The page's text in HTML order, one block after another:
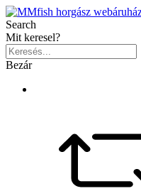
Search
Mit keresel?
Bezár